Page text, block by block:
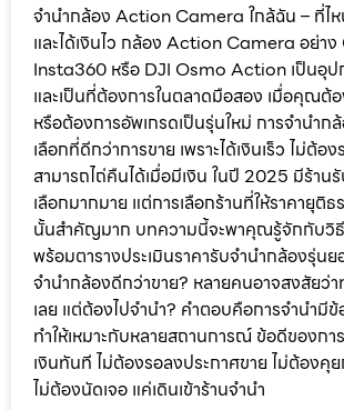
จำนำกล้อง Action Camera ใกล้ฉัน – ที่ไห
และได้เงินไว กล้อง Action Camera อย่า
Insta360 หรือ DJI Osmo Action เป็นอุ
และเป็นที่ต้องการในตลาดมือสอง เมื่อคุณต้
หรือต้องการอัพเกรดเป็นรุ่นใหม่ การจำนำก
เลือกที่ดีกว่าการขาย เพราะได้เงินเร็ว ไม่ต้อ
สามารถไถ่คืนได้เมื่อมีเงิน ในปี 2025 มีร้าน
เลือกมากมาย แต่การเลือกร้านที่ให้ราคายุติธ
นั้นสำคัญมาก บทความนี้จะพาคุณรู้จักกับวิธี
พร้อมตารางประเมินราคารับจำนำกล้องรุ่น
จำนำกล้องดีกว่าขาย? หลายคนอาจสงสัยว่า
เลย แต่ต้องไปจำนำ? คำตอบคือการจำนำมี
ทำให้เหมาะกับหลายสถานการณ์ ข้อดีของกา
เงินทันที ไม่ต้องรอลงประกาศขาย ไม่ต้อง
ไม่ต้องนัดเจอ แค่เดินเข้าร้านจำนำ